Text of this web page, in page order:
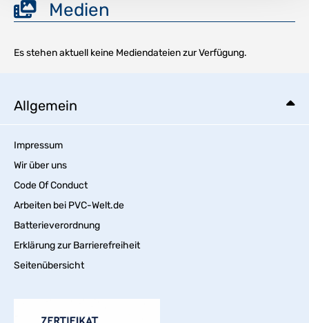
Medien
Es stehen aktuell keine Mediendateien zur Verfügung.
Allgemein
Impressum
Wir über uns
Code Of Conduct
Arbeiten bei PVC-Welt.de
Batterieverordnung
Erklärung zur Barrierefreiheit
Seitenübersicht